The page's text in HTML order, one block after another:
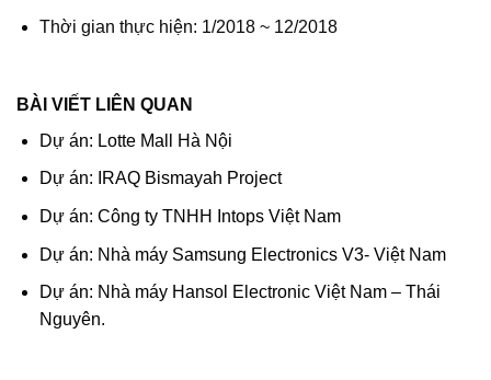
Thời gian thực hiện: 1/2018 ~ 12/2018
BÀI VIẾT LIÊN QUAN
Dự án: Lotte Mall Hà Nội
Dự án: IRAQ Bismayah Project
Dự án: Công ty TNHH Intops Việt Nam
Dự án: Nhà máy Samsung Electronics V3- Việt Nam
Dự án: Nhà máy Hansol Electronic Việt Nam – Thái
Nguyên.